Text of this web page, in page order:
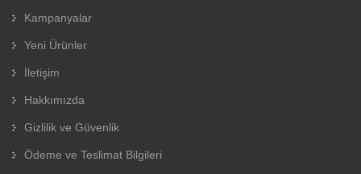
Kampanyalar
Yeni Ürünler
İletişim
Hakkımızda
Gizlilik ve Güvenlik
Ödeme ve Teslimat Bilgileri